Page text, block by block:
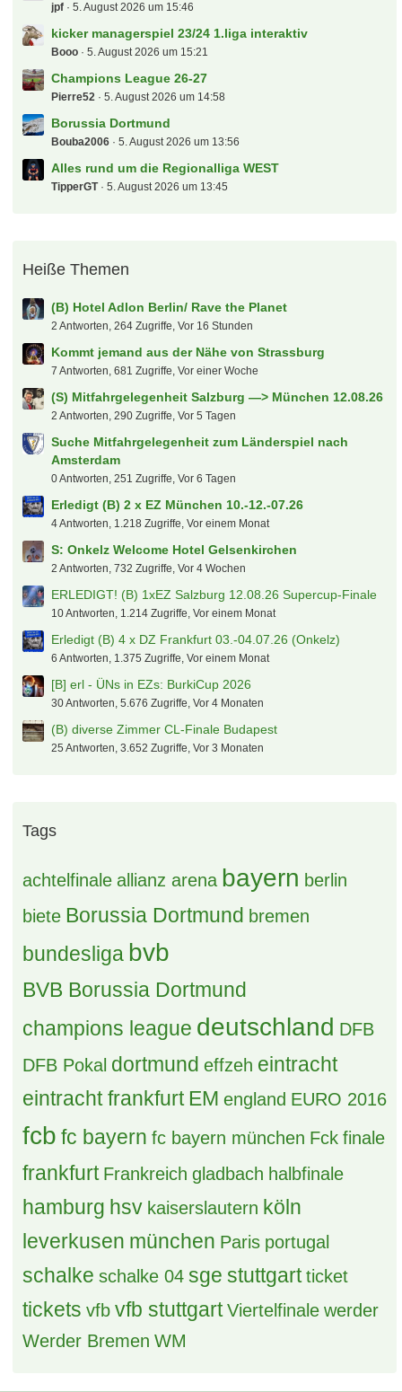
jpf 5. August 2026 um 15:46
kicker managerspiel 23/24 1.liga interaktiv
Booo 5. August 2026 um 15:21
Champions League 26-27
Pierre52 5. August 2026 um 14:58
Borussia Dortmund
Bouba2006 5. August 2026 um 13:56
Alles rund um die Regionalliga WEST
TipperGT 5. August 2026 um 13:45
Heiße Themen
(B) Hotel Adlon Berlin/ Rave the Planet
2 Antworten, 264 Zugriffe, Vor 16 Stunden
Kommt jemand aus der Nähe von Strassburg
7 Antworten, 681 Zugriffe, Vor einer Woche
(S) Mitfahrgelegenheit Salzburg —> München 12.08.26
2 Antworten, 290 Zugriffe, Vor 5 Tagen
Suche Mitfahrgelegenheit zum Länderspiel nach
Amsterdam
0 Antworten, 251 Zugriffe, Vor 6 Tagen
Erledigt (B) 2 x EZ München 10.-12.-07.26
4 Antworten, 1.218 Zugriffe, Vor einem Monat
S: Onkelz Welcome Hotel Gelsenkirchen
2 Antworten, 732 Zugriffe, Vor 4 Wochen
ERLEDIGT! (B) 1xEZ Salzburg 12.08.26 Supercup-Finale
10 Antworten, 1.214 Zugriffe, Vor einem Monat
Erledigt (B) 4 x DZ Frankfurt 03.-04.07.26 (Onkelz)
6 Antworten, 1.375 Zugriffe, Vor einem Monat
[B] erl - ÜNs in EZs: BurkiCup 2026
30 Antworten, 5.676 Zugriffe, Vor 4 Monaten
(B) diverse Zimmer CL-Finale Budapest
25 Antworten, 3.652 Zugriffe, Vor 3 Monaten
Tags
achtelfinale allianz arena bayern berlin
biete Borussia Dortmund bremen
bundesliga bvb
BVB Borussia Dortmund
champions league deutschland DFB
DFB Pokal dortmund effzeh eintracht
eintracht frankfurt EM england EURO 2016
fcb fc bayern fc bayern münchen Fck finale
frankfurt Frankreich gladbach halbfinale
hamburg hsv kaiserslautern köln
leverkusen münchen Paris portugal
schalke schalke 04 sge stuttgart ticket
tickets vfb vfb stuttgart Viertelfinale werder
Werder Bremen WM